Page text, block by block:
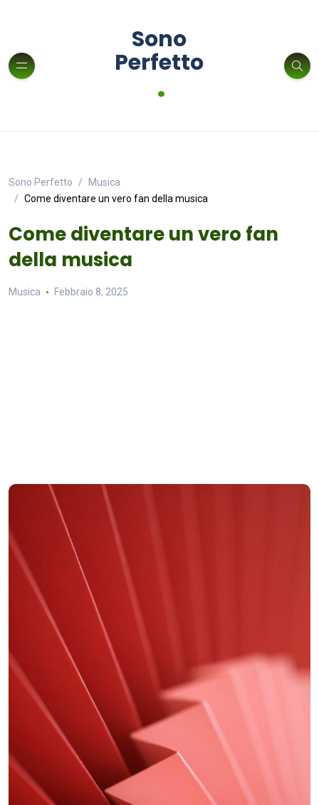
Sono
Perfetto
.
Sono Perfetto
Musica
Come diventare un vero fan della musica
Come diventare un vero fan
della musica
Musica Febbraio 8, 2025